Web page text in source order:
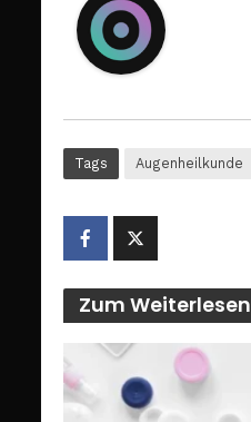
Tags Augenheilkunde
Zum Weiterlesen